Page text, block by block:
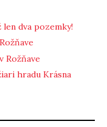
len dva pozemky!
Rožňave
hradu Krásna